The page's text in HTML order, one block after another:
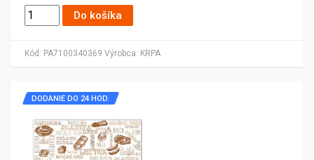
Kód: PA7100340369 Výrobca: KRPA
Do košíka
DODANIE DO 24 HOD.